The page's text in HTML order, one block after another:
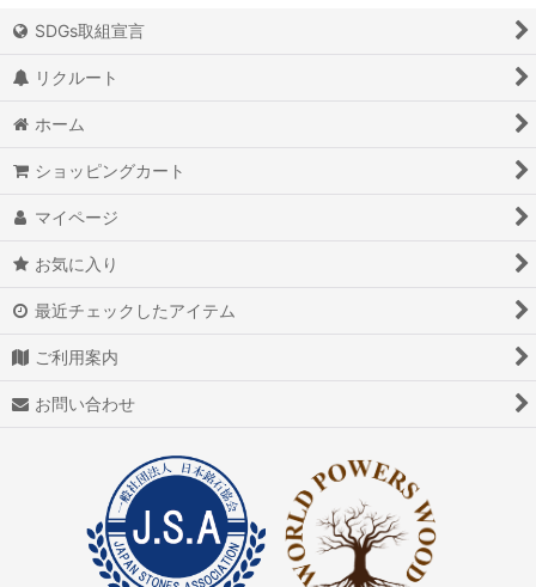
SDGs取組宣言
リクルート
ホーム
ショッピングカート
マイページ
お気に入り
最近チェックしたアイテム
ご利用案内
お問い合わせ